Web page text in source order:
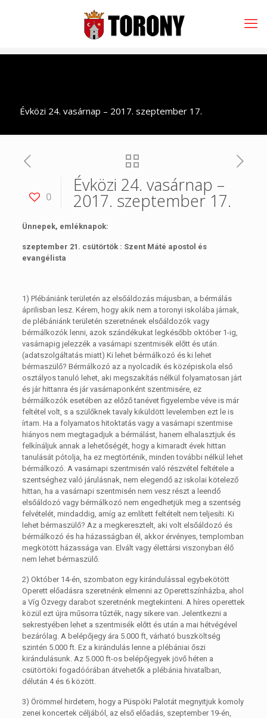
Évközi 24. vasárnap – 2017. szeptember 17.
0
Évközi 24. vasárnap –
2017. szeptember 17.
Ünnepek, emléknapok:
szeptember 21. csütörtök : Szent Máté apostol és
evangélista
1) Plébániánk területén az elsőáldozás májusban, a bérmálás
áprilisban lesz. Kérem, hogy akik nem a toronyi iskolába járnak,
de plébániánk területén szeretnének elsőáldozók vagy
bérmálkozók lenni, azok szándékukat legkésőbb október 1-ig,
vasárnapig jelezzék a vasárnapi szentmisék előtt és után.
(adatszolgáltatás miatt) Ki lehet bérmálkozó és ki lehet
bérmaszülő? Bérmálkozó az a nyolcadik és középiskola első
osztályos tanuló lehet, aki megszakítás nélkül folyamatosan járt
és jár hittanra és jár vasárnaponként szentmisére, ez
bérmálkozók esetében az előző tanévet figyelembe véve is már
feltétel volt, s a szülőknek tavaly kiküldött levelemben ezt le is
írtam. Ha a folyamatos hitoktatás vagy a vasárnapi szentmise
hiányos nem megtagadjuk a bérmálást, hanem elhalasztjuk és
felkínáljuk annak a lehetőségét, hogy a kimaradt évek hittan
tanulását pótolja, ha ez megtörténik, minden további nélkül lehet
bérmálkozó. A vasárnapi szentmisén való részvétel feltétele a
szentséghez való járulásnak, nem elegendő az iskolai kötelező
hittan, ha a vasárnapi szentmisén nem vesz részt a leendő
elsőáldozó vagy bérmálkozó nem engedhetjük meg a szentség
felvételét, mindaddig, amíg az említett feltételt nem teljesíti. Ki
lehet bérmaszülő? Az a megkeresztelt, aki volt elsőáldozó és
bérmálkozó és ha házasságban él, akkor érvényes, templomban
megkötött házassága van. Elvált vagy élettársi viszonyban élő
nem lehet bérmaszülő.
2) Október 14-én, szombaton egy kirándulással egybekötött
Operett előadásra szeretnénk elmenni az Operettszínházba, ahol
a Víg Özvegy darabot szeretnénk megtekinteni. A híres operettek
közül ezt újra műsorra tűzték, nagy sikere van. Jelentkezni a
sekrestyében lehet a szentmisék előtt és után a mai hétvégével
bezárólag. A belépőjegy ára 5.000 ft, várható buszköltség
szintén 5.000 ft. Ez a kirándulás lenne a plébániai őszi
kirándulásunk. Az 5.000 ft-os belépőjegyek jövő héten a
csütörtöki fogadóórában átvehetők a plébánia hivatalban,
délután 4 és 6 között.
3) Örömmel hirdetem, hogy a Püspöki Palotát megnyitjuk komoly
zenei koncertek céljából, az első előadás, szeptember 19-én,